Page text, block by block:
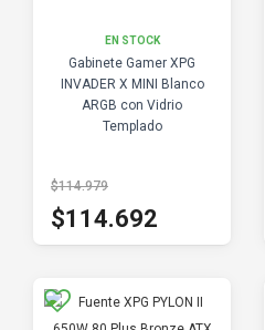
EN STOCK
Gabinete Gamer XPG
INVADER X MINI Blanco
ARGB con Vidrio
Templado
$114.979
$114.692